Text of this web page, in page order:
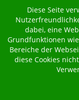
Diese Seite
dabei, eine
Grundfunktionen
Bereiche der
diese Cookies